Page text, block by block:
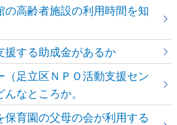
の高齢者施設の利用時間を知
援する助成金があるか
（足立区ＮＰＯ活動支援セン
なところか。
保育園の父母の会が利用する